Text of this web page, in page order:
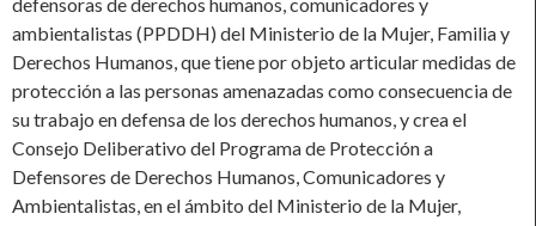
defensoras de derechos humanos, comunicadores y
ambientalistas (PPDDH) del Ministerio de la Mujer, Familia y
Derechos Humanos, que tiene por objeto articular medidas de
protección a las personas amenazadas como consecuencia de
su trabajo en defensa de los derechos humanos, y crea el
Consejo Deliberativo del Programa de Protección a
Defensores de Derechos Humanos, Comunicadores y
Ambientalistas, en el ámbito del Ministerio de la Mujer,